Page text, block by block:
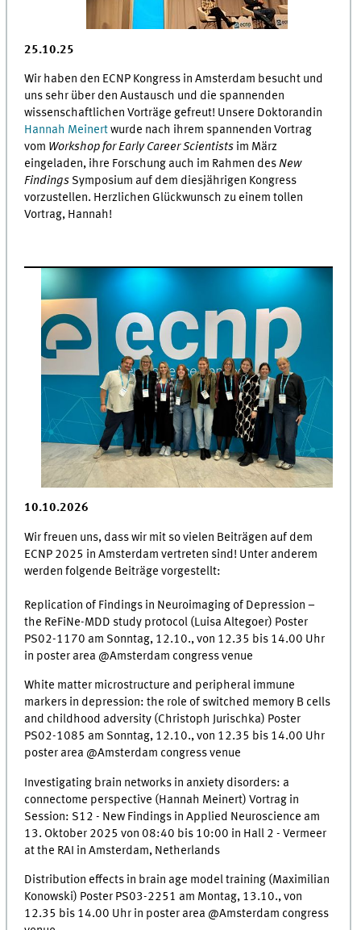
25.10.25
Wir haben den ECNP Kongress in Amsterdam besucht und
uns sehr über den Austausch und die spannenden
wissenschaftlichen Vorträge gefreut! Unsere Doktorandin
Hannah Meinertwurde nach ihrem spannenden Vortrag
vom Workshop for Early Career Scientists im März
eingeladen, ihre Forschung auch im Rahmen desNew
Findings Symposium auf dem diesjährigen Kongress
vorzustellen. Herzlichen Glückwunsch zu einem tollen
Vortrag, Hannah!
10.10.2026
Wir freuen uns, dass wir mit so vielen Beiträgen auf dem
ECNP 2025 in Amsterdam vertreten sind! Unter anderem
werden folgende Beiträge vorgestellt:
Replication of Findings in Neuroimaging of Depression –
the ReFiNe-MDD study protocol (Luisa Altegoer) Poster
PS02-1170 am Sonntag, 12.10., von 12.35 bis 14.00 Uhr
in poster area @Amsterdam congress venue
White matter microstructure and peripheral immune
markers in depression: the role of switched memory B cells
and childhood adversity (Christoph Jurischka) Poster
PS02-1085 am Sonntag, 12.10., von 12.35 bis 14.00 Uhr
poster area @Amsterdam congress venue
Investigating brain networks in anxiety disorders: a
connectome perspective (Hannah Meinert) Vortrag in
Session: S12 - New Findings in Applied Neuroscience am
13. Oktober 2025 von 08:40 bis 10:00 in Hall 2 - Vermeer
at the RAI in Amsterdam, Netherlands
Distribution effects in brain age model training (Maximilian
Konowski) Poster PS03-2251 am Montag, 13.10., von
12.35 bis 14.00 Uhr in poster area @Amsterdam congress